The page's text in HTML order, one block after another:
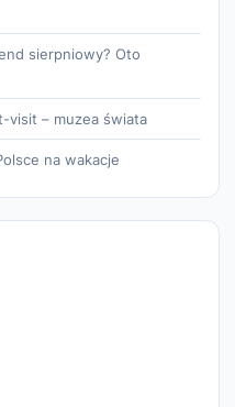
sierpniowy? Oto
visit – muzea świata
na wakacje